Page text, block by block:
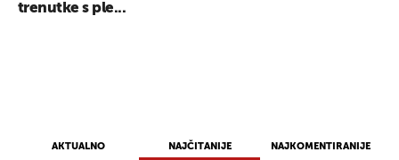
AKTUALNO NAJČITANIJE NAJKOMENTIRANIJE
trenutke s ple...